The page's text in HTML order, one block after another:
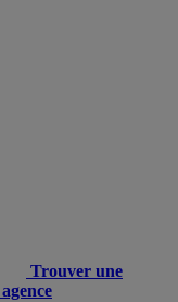
Trouver une